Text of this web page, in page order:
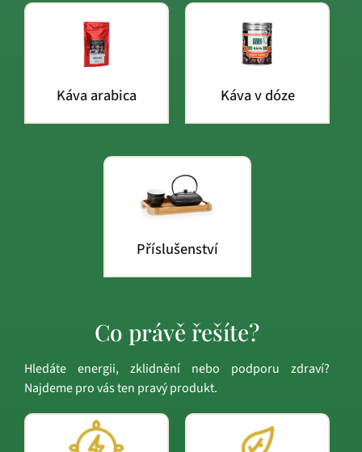
Káva arabica Káva v dóze
Příslušenství
Co právě řešíte?
Hledáte energii, zklidnění nebo podporu zdraví?
Najdeme pro vás ten pravý produkt.